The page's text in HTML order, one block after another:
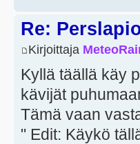
Re:
Kirjoittaja
Kyllä täällä käy
kävijät
Tämä vaan
" Edit: Käykö